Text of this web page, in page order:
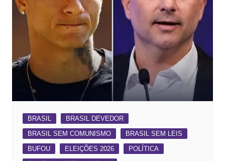
BRASIL
BRASIL DEVEDOR
BRASIL SEM COMUNISMO
BRASIL SEM LEIS
BUFOU
ELEIÇÕES 2026
POLÍTICA